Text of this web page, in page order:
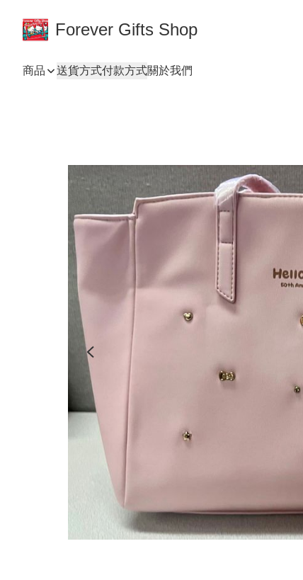
Forever Gifts Shop
商品 送貨方式付款方式關於我們